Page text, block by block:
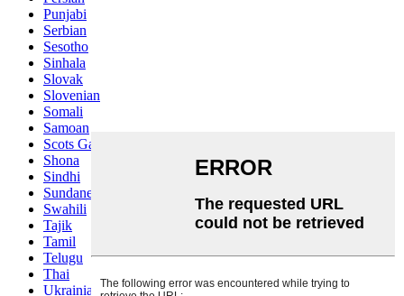
Punjabi
Serbian
Sesotho
Sinhala
Slovak
Slovenian
Somali
Samoan
Scots Gaelic
Shona
Sindhi
Sundanese
Swahili
Tajik
Tamil
Telugu
Thai
Ukrainian